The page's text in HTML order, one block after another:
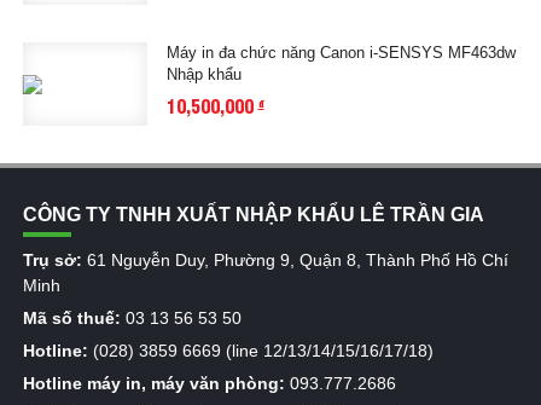
Máy in đa chức năng Canon i-SENSYS MF463dw
Nhập khẩu
10,500,000đ
CÔNG TY TNHH XUẤT NHẬP KHẨU LÊ TRẦN GIA
Trụ sở: 61 Nguyễn Duy, Phường 9, Quận 8, Thành Phố Hồ Chí
Minh
Mã số thuế: 03 13 56 53 50
Hotline: (028) 3859 6669 (line 12/13/14/15/16/17/18)
Hotline máy in, máy văn phòng: 093.777.2686